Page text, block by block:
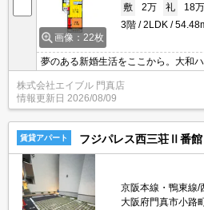
画像：22枚
敷
2万 礼
18万
3階
2LDK
夢のある新婚生活をここから。大和
株式会社エイブル 門真店
情報更新日 2026/08/09
賃貸アパート フジパレス西三荘Ⅱ番館
京阪本線・鴨東線/
大阪府門真市小路